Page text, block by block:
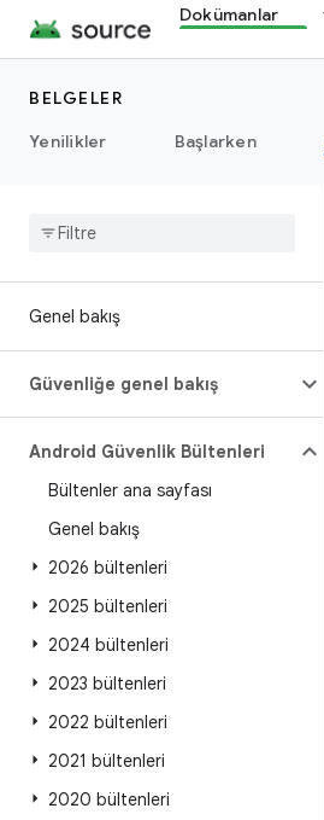
Dokümanlar
BELGELER
Yenilikler
Başlarken
Genel bakış
Güvenliğe genel bakış
Android Güvenlik Bültenleri
Bültenler ana sayfası
Genel bakış
2026 bültenleri
2025 bültenleri
2024 bültenleri
2023 bültenleri
2022 bültenleri
2021 bültenleri
2020 bültenleri